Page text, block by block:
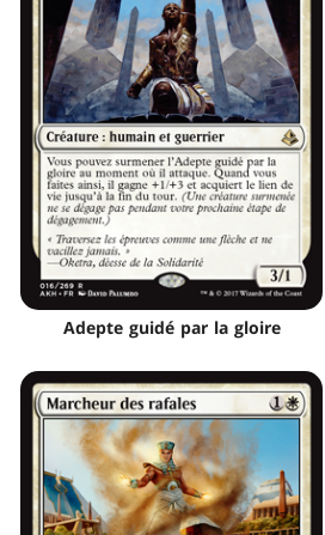
Adepte guidé par la gloire